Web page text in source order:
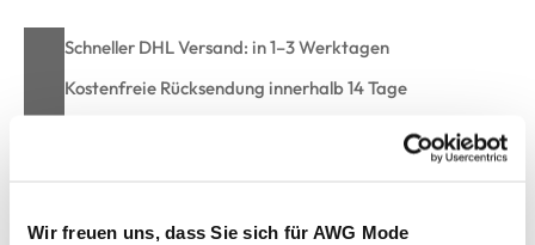
Wir freuen uns, dass Sie sich für AWG Mode
Schneller DHL Versand: in 1–3 Werktagen
Kostenfreie Rücksendung innerhalb 14 Tage
Kostenlose Filiallieferung in Ihre Wunschfiliale
Zur Wunschliste hinzufügen